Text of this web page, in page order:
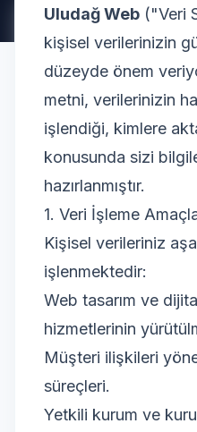
Uludağ Web ("Veri
kişisel verilerinizin
düzeyde önem
metni, verilerinizin
işlendiği, kimlere
konusunda sizi
hazırlanmıştır.
1. Veri İşleme
Kişisel verileriniz
işlenmektedir:
Web tasarım ve
hizmetlerinin
Müşteri ilişkileri
süreçleri.
Yetkili kurum ve